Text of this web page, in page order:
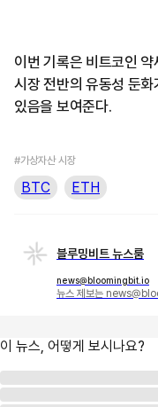
이번 기록은 비트코인
시장 전반의 유동성 둔
있음을 보여준다.
#가상자산 시장
BTC ETH
블루밍비트 뉴스룸
news@bloomingbit.io
뉴스 제보는
이 뉴스, 어떻게 보시나요?